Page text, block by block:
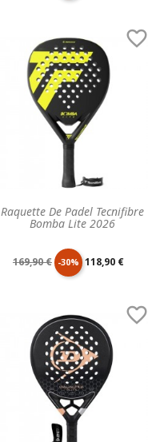
base
Raquette De Padel Tecnifibre
Bomba Lite 2026

Prix
base
169,90 € -30% Prix
118,90 €
